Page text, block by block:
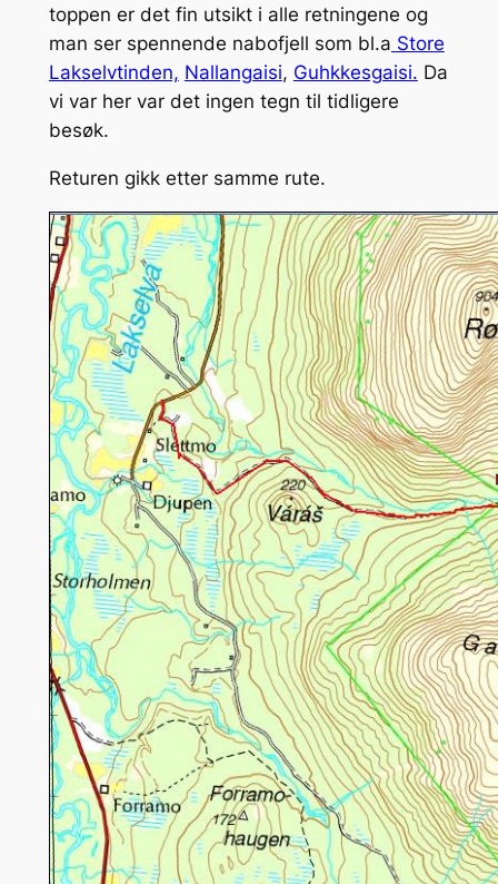
toppen er det fin utsikt i alle retningene og
man ser spennende nabofjell som bl.a Store
Lakselvtinden, Nallangaisi, Guhkkesgaisi. Da
vi var her var det ingen tegn til tidligere
besøk.
Returen gikk etter samme rute.